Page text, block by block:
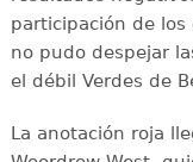
participación de los
no pudo despejar
el débil Verdes de
La anotación roja